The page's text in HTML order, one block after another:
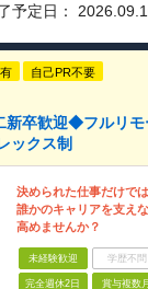
予定日：
自己PR不要
新卒歓迎◆フルリモ
ックス制
決められた仕事だけで
誰かのキャリアを支え
高めませんか？
未経験歓迎 学歴不問
完全週休2日 賞与複数月